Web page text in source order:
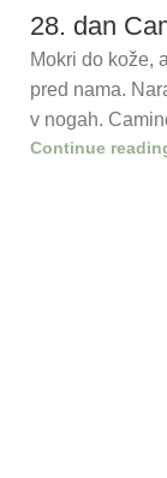
28. dan
Mokri do kože,
pred nama.
v nogah.
Continue